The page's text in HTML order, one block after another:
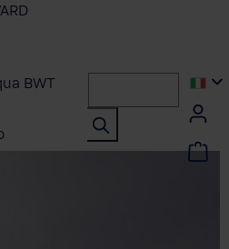
BWT